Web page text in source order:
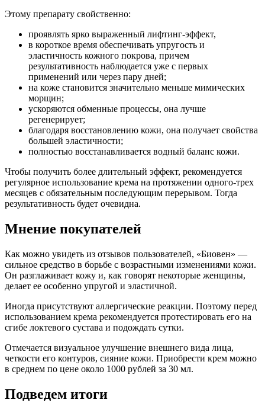
Этому препарату свойственно:
проявлять ярко выраженный лифтинг-эффект,
в короткое время обеспечивать упругость и
эластичность кожного покрова, причем
результативность наблюдается уже с первых
применений или через пару дней;
на коже становится значительно меньше мимических
морщин;
ускоряются обменные процессы, она лучше
регенерирует;
благодаря восстановлению кожи, она получает свойства
большей эластичности;
полностью восстанавливается водный баланс кожи.
Чтобы получить более длительный эффект, рекомендуется
регулярное использование крема на протяжении одного-трех
месяцев с обязательным последующим перерывом. Тогда
результативность будет очевидна.
Мнение покупателей
Как можно увидеть из отзывов пользователей, «Биовен» —
сильное средство в борьбе с возрастными изменениями кожи.
Он разглаживает кожу и, как говорят некоторые женщины,
делает ее особенно упругой и эластичной.
Иногда присутствуют аллергические реакции. Поэтому перед
использованием крема рекомендуется протестировать его на
сгибе локтевого сустава и подождать сутки.
Отмечается визуальное улучшение внешнего вида лица,
четкости его контуров, сияние кожи. Приобрести крем можно
в среднем по цене около 1000 рублей за 30 мл.
Подведем итоги